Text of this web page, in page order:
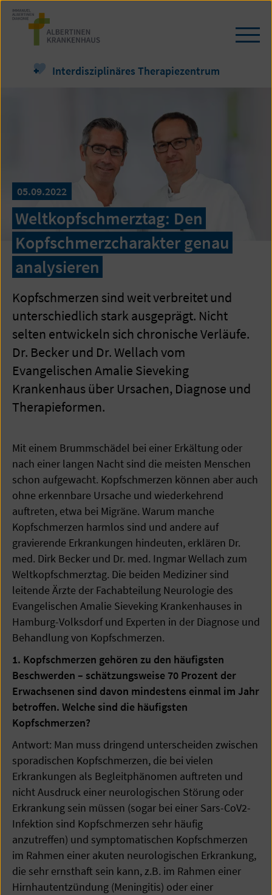
Zum
Seiteninhalt
springen
Interdisziplinäres Therapiezentrum
05.09.2022
Weltkopfschmerztag: Den
Kopfschmerzcharakter genau
analysieren
Kopfschmerzen sind weit verbreitet und
unterschiedlich stark ausgeprägt. Nicht
selten entwickeln sich chronische Verläufe.
Dr. Becker und Dr. Wellach vom
Evangelischen Amalie Sieveking
Krankenhaus über Ursachen, Diagnose und
Therapieformen.
Mit einem Brummschädel bei einer Erkältung oder
nach einer langen Nacht sind die meisten Menschen
schon aufgewacht. Kopfschmerzen können aber auch
ohne erkennbare Ursache und wiederkehrend
auftreten, etwa bei Migräne. Warum manche
Kopfschmerzen harmlos sind und andere auf
gravierende Erkrankungen hindeuten, erklären Dr.
med. Dirk Becker und Dr. med. Ingmar Wellach zum
Weltkopfschmerztag. Die beiden Mediziner sind
leitende Ärzte der Fachabteilung Neurologie des
Evangelischen Amalie Sieveking Krankenhauses in
Hamburg-Volksdorf und Experten in der Diagnose und
Behandlung von Kopfschmerzen.
1. Kopfschmerzen gehören zu den häufigsten
Beschwerden – schätzungsweise 70 Prozent der
Erwachsenen sind davon mindestens einmal im Jahr
betroffen. Welche sind die häufigsten
Kopfschmerzen?
Antwort: Man muss dringend unterscheiden zwischen
sporadischen Kopfschmerzen, die bei vielen
Erkrankungen als Begleitphänomen auftreten und
nicht Ausdruck einer neurologischen Störung oder
Erkrankung sein müssen (sogar bei einer Sars-CoV2-
Infektion sind Kopfschmerzen sehr häufig
anzutreffen) und symptomatischen Kopfschmerzen
im Rahmen einer akuten neurologischen Erkrankung,
die sehr ernsthaft sein kann, z.B. im Rahmen einer
Hirnhautentzündung (Meningitis) oder einer